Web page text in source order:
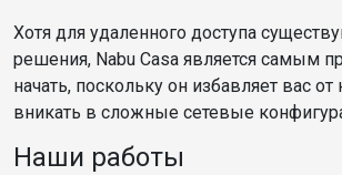
Хотя для удаленного доступа
решения, Nabu Casa является самым
начать, поскольку он избавляет вас
вникать в сложные сетевые
Наши работы